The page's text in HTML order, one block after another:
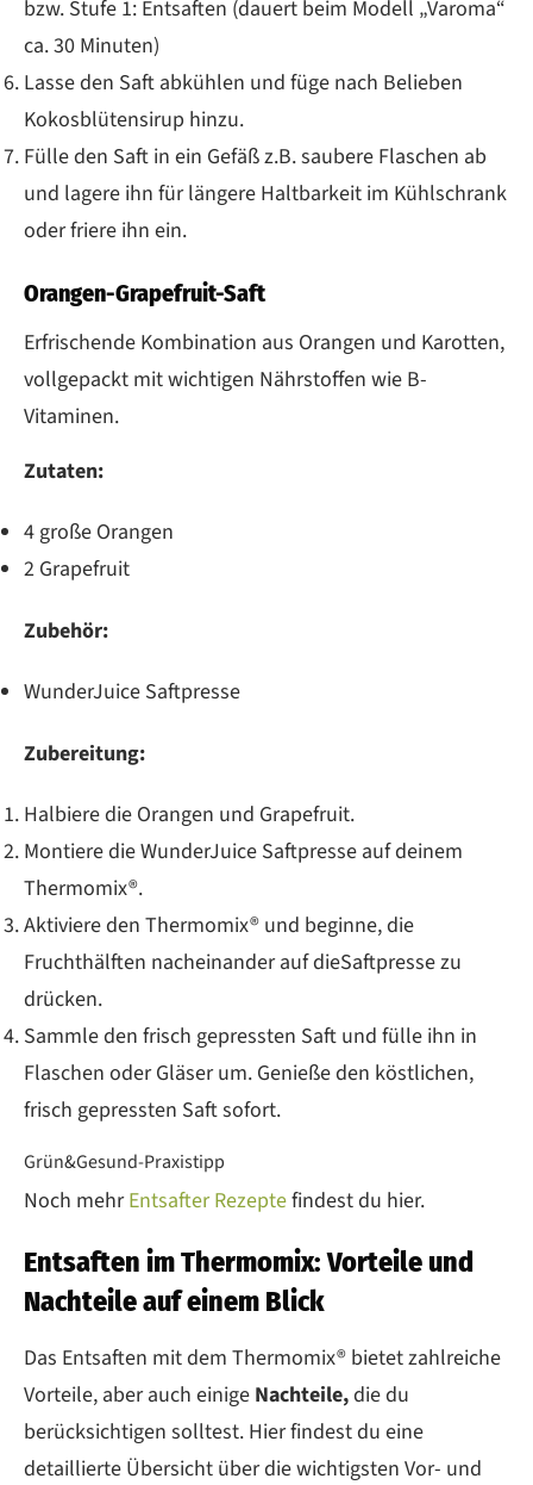
bzw. Stufe 1: Entsaften (dauert beim Modell „Varoma“
ca. 30 Minuten)
Lasse den Saft abkühlen und füge nach Belieben
Kokosblütensirup hinzu.
Fülle den Saft in ein Gefäß z.B. saubere Flaschen ab
und lagere ihn für längere Haltbarkeit im Kühlschrank
oder friere ihn ein.
Orangen-Grapefruit-Saft
Erfrischende Kombination aus Orangen und Karotten,
vollgepackt mit wichtigen Nährstoffen wie B-
Vitaminen.
Zutaten:
4 große Orangen
2 Grapefruit
Zubehör:
WunderJuice Saftpresse
Zubereitung:
Halbiere die Orangen und Grapefruit.
Montiere die WunderJuice Saftpresse auf deinem
Thermomix®.
Aktiviere den Thermomix® und beginne, die
Fruchthälften nacheinander auf dieSaftpresse zu
drücken.
Sammle den frisch gepressten Saft und fülle ihn in
Flaschen oder Gläser um. Genieße den köstlichen,
frisch gepressten Saft sofort.
Grün&Gesund-Praxistipp
Noch mehrEntsafter Rezeptefindest du hier.
Entsaften im Thermomix: Vorteile und
Nachteile auf einem Blick
Das Entsaften mit dem Thermomix® bietet zahlreiche
Vorteile, aber auch einige Nachteile,die du
berücksichtigen solltest. Hier findest du eine
detaillierte Übersicht über die wichtigsten Vor- und